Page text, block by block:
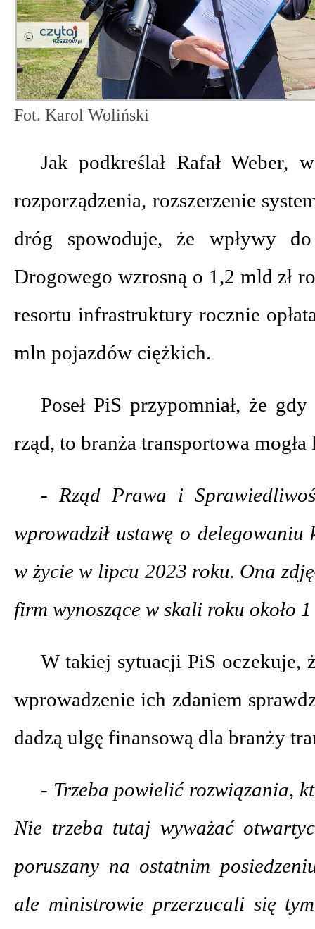
Fot. Karol Woliński
Jak podkreślał Rafał Weber,
rozporządzenia, rozszerzenie
dróg spowoduje, że wpływy
Drogowego wzrosną o 1,2 mld zł
resortu infrastruktury rocznie
mln pojazdów ciężkich.
Poseł PiS przypomniał, że
rząd, to branża transportowa
- Rząd Prawa i
wprowadził ustawę o delegowaniu
w życie w lipcu 2023 roku. Ona
firm wynoszące w skali roku około
W takiej sytuacji PiS oczekuje,
wprowadzenie ich zdaniem
dadzą ulgę finansową dla branży
- Trzeba powielić rozwiązania,
Nie trzeba tutaj wyważać
poruszany na ostatnim
ale ministrowie przerzucali się